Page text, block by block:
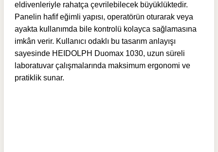
eldivenleriyle rahatça çevrilebilecek büyüklüktedir.
Panelin hafif eğimli yapısı, operatörün oturarak veya
ayakta kullanımda bile kontrolü kolayca sağlamasına
imkân verir. Kullanıcı odaklı bu tasarım anlayışı
sayesinde HEIDOLPH Duomax 1030, uzun süreli
laboratuvar çalışmalarında maksimum ergonomi ve
pratiklik sunar.